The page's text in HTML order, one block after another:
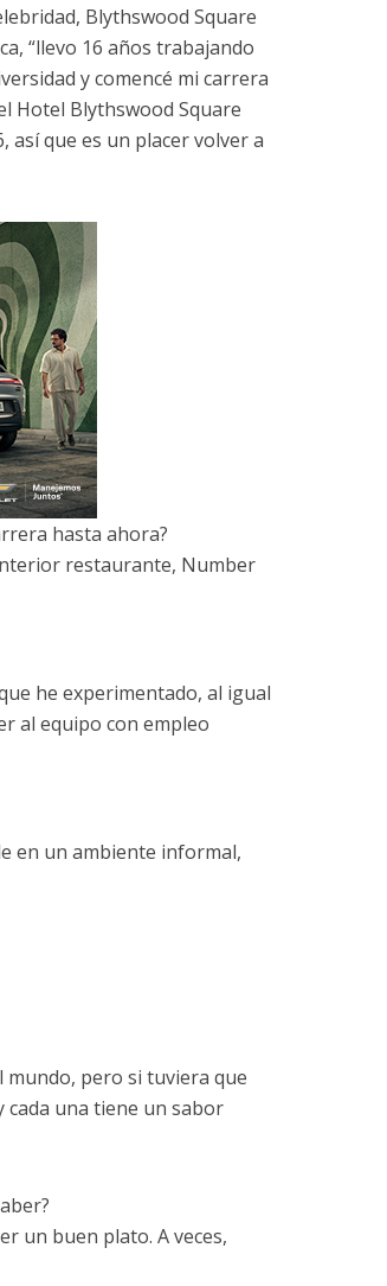
Blythswood Square
“llevo 16 años trabajando
y comencé mi carrera
Hotel Blythswood Square
que es un placer volver a
hasta ahora?
restaurante, Number
he experimentado, al igual
al equipo con empleo
en un ambiente informal,
mundo, pero si tuviera que
cada una tiene un sabor
un buen plato. A veces,